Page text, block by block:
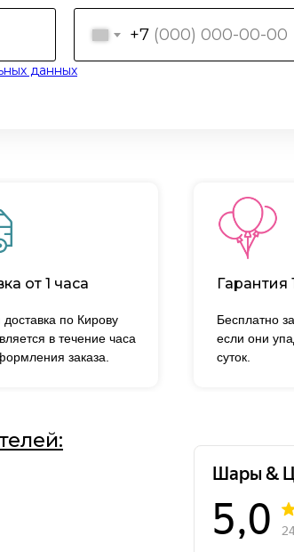
+7
данных
по Кирову
в течение часа
заказа.
Бесплатно
если они
суток.
от 1 часа Гарантия